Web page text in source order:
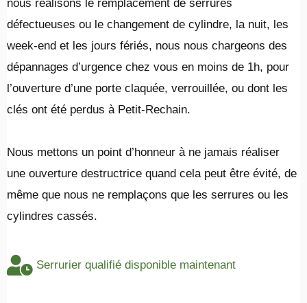
nous réalisons le remplacement de serrures
défectueuses ou le changement de cylindre, la nuit, les
week-end et les jours fériés, nous nous chargeons des
dépannages d’urgence chez vous en moins de 1h, pour
l’ouverture d’une porte claquée, verrouillée, ou dont les
clés ont été perdus à Petit-Rechain.
​Nous mettons un point d’honneur à ne jamais réaliser
une ouverture destructrice quand cela peut être évité, de
même que nous ne remplaçons que les serrures ou les
cylindres cassés.
Serrurier qualifié disponible maintenant